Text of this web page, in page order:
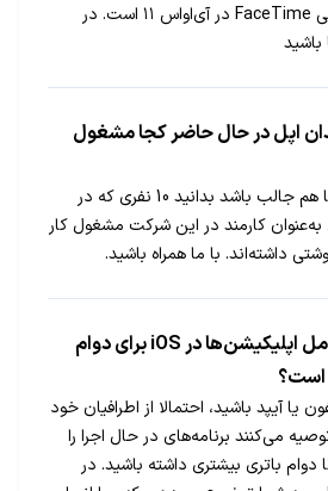
ویدئویی گروهی FaceTime در آی‌او‌اس ۱۱ است. در
باشید
اپل در حال حاضر کجا مشغول
شاید برای شما هم جالب باشد بدانید 10 نفری که در
به‌عنوان کارمند در این شرکت مشغول کار
داشته‌اند. با ما همراه باشید.
چرا بستن کامل اپلیکیشن‌ها در iOS برای دوام
است؟
یا آیپد باشید، احتمالا از اطرافیان خود
می‌کنند برنامه‌های در حال اجرا را
دوام باتری بیشتری داشته باشید. در